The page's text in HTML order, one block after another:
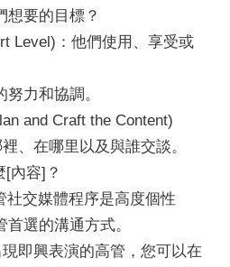
想要的目標？
Level)：他們使用、享受或
力和協調。
and Craft the Content)
、在哪里以及與誰交談。
[內容]？
社交媒體程序是高度個性
選的溝通方式。
即興表演的高管，您可以在